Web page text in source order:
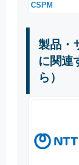
CSPM
製品・
に関連
ら）